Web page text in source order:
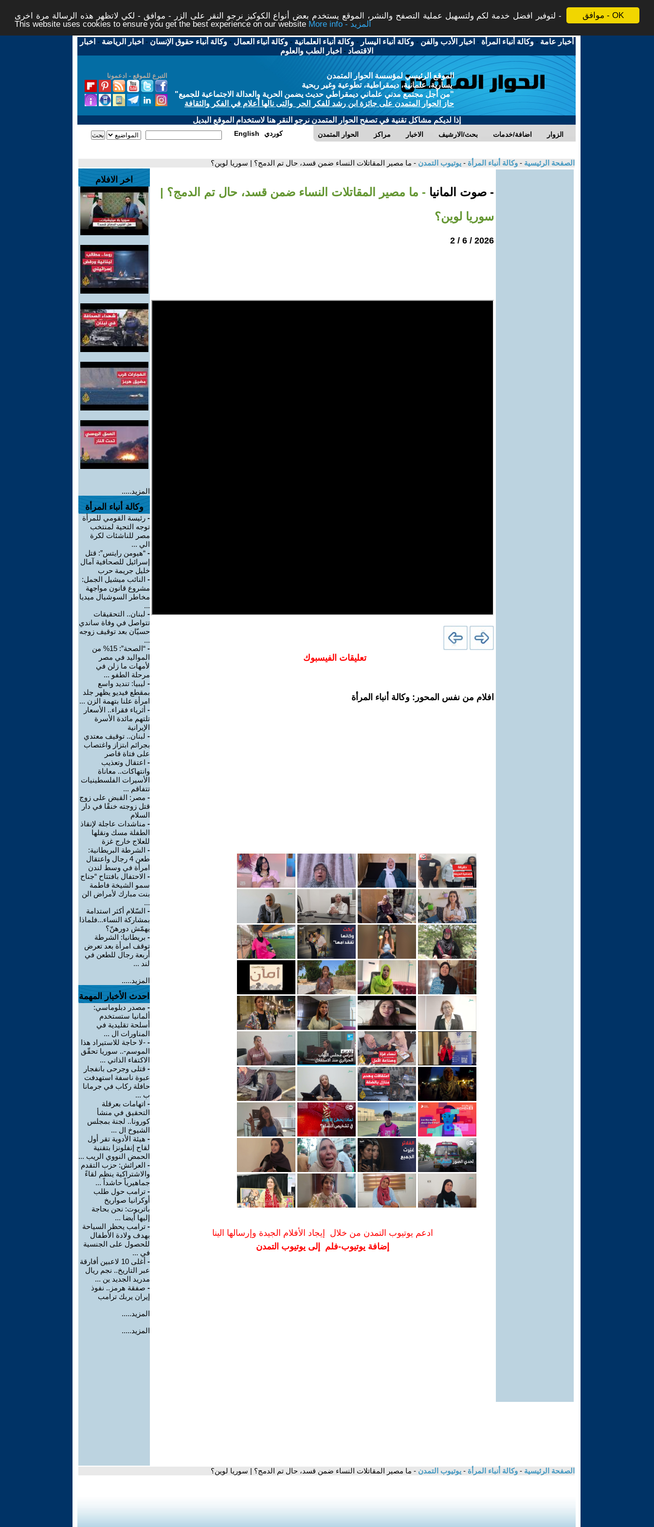
موافق - OK
لتوفير افضل خدمة لكم ولتسهيل عملية التصفح والنشر، الموقع يستخدم بعض أنواع الكوكيز نرجو النقر على الزر - موافق - لكي لاتظهر هذه الرسالة مرة اخرى -
This website uses cookies to ensure you get the best experience on our website
More info - المزيد
أخبار عامة -وكالة أنباء المرأة - اخبار الأدب والفن -وكالة أنباء اليسار -وكالة أنباء العلمانية -وكالة أنباء العمال -وكالة أنباء حقوق الإنسان - اخبار الرياضة - اخبار
الاقتصاد - اخبار الطب والعلوم
التبرع للموقع - ادعمونا
الموقع الرئيسي لمؤسسة الحوار المتمدن
يسارية، علمانية، ديمقراطية، تطوعية وغير ربحية
"من أجل مجتمع مدني علماني ديمقراطي حديث يضمن الحرية والعدالة الاجتماعية للجميع"
حاز الحوار المتمدن على جائزة ابن رشد للفكر الحر والتى نالها أعلام في الفكر والثقافة
إذا لديكم مشاكل تقنية في تصفح الحوار المتمدن نرجو النقر هنا لاستخدام الموقع البديل
الحوار المتمدن مراكز الاخبار بحث/الارشيف اضافة/خدمات الزوار English كوردي
الصفحة الرئيسية - وكالة أنباء المرأة - يوتيوب التمدن - ما مصير المقاتلات النساء ضمن قسد، حال تم الدمج؟ | سوريا لوين؟
- صوت المانيا - ما مصير المقاتلات النساء ضمن قسد، حال تم الدمج؟ |
سوريا لوين؟
2026 / 6 / 2
تعليقات الفيسبوك
افلام من نفس المحور: وكالة أنباء المرأة
ادعم يوتيوب التمدن من خلال إيجاد الأفلام الجيدة وإرسالها الينا
إضافة يوتيوب-فلم إلى يوتيوب التمدن
اخر الافلام
المزيد.....
وكالة أنباء المرأة
- رئيسة القومي للمرأة
توجه التحية لمنتخب
مصر للناشئات لكرة
الي ...
- “هيومن رايتس”: قتل
إسرائيل للصحافية آمال
خليل جريمة حرب
- النائب ميشيل الجمل:
مشروع قانون مواجهة
مخاطر السوشيال ميديا
...
- لبنان.. التحقيقات
تتواصل في وفاة ساندي
حسيّان بعد توقيف زوجه
...
-
“الصحة”: 15% من
المواليد في مصر
لأمهات ما زلن في
مرحلة الطفو ...
- ليبيا: تنديد واسع
بمقطع فيديو يظهر جلد
امرأة علنا بتهمة الزن ...
- أثرياء فقراء.. الأسعار
تلتهم مائدة الأسرة
الإيرانية
- لبنان.. توقيف معتدي
بجرائم ابتزاز واغتصاب
على فتاة قاصر
- اعتقال وتعذيب
وانتهاكات.. معاناة
الأسيرات الفلسطينيات
تتفاقم ...
- مصر: القبض على زوج
قتل زوجته خنقًا في دار
السلام
- مناشدات عاجلة لإنقاذ
الطفلة مسك ونقلها
للعلاج خارج غزة
- الشرطة البريطانية:
طعن 4 رجال واعتقال
امرأة في وسط لندن
- الاحتفال بافتتاح “جناح
سمو الشيخة فاطمة
بنت مبارك لأمراض الن
...
- السّلام أكثر استدامة
بمشاركة النساء...فلماذا
يهمّش دورهنّ؟
- بريطانيا: الشرطة
توقف امرأة بعد تعرض
أربعة رجال للطعن في
لند ...
المزيد.....
احدث الأخبار المهمة
- مصدر دبلوماسي:
ألمانيا ستستخدم
أسلحة تقليدية في
المناورات ال ...
- -لا حاجة للاستيراد هذا
الموسم-.. سوريا تحقّق
الاكتفاء الذاتي ...
- قتلى وجرحى بانفجار
عبوة ناسفة استهدفت
حافلة ركاب في جرمانا
ب ...
- اتهامات بعرقلة
التحقيق في منشأ
كورونا.. لجنة بمجلس
الشيوخ ال ...
- هيئة الأدوية تقر أول
لقاح إنفلونزا بتقنية
الحمض النووي الريب ...
- العرائش: حزب التقدم
والاشتراكية ينظم لقاءً
جماهيرياً حاشداً ...
- ترامب حول طلب
أوكرانيا صواريخ
باتريوت: نحن بحاجة
إليها أيضا ...
- ترامب يحظر السياحة
بهدف ولادة الأطفال
للحصول على الجنسية
في ...
-
أغلى 10 لاعبين أفارقة
عبر التاريخ.. نجم ريال
مدريد الجديد ين ...
- صفقة هرمز.. نفوذ
إيران يربك ترامب
المزيد.....
المزيد.....
الصفحة الرئيسية - وكالة أنباء المرأة - يوتيوب التمدن - ما مصير المقاتلات النساء ضمن قسد، حال تم الدمج؟ | سوريا لوين؟